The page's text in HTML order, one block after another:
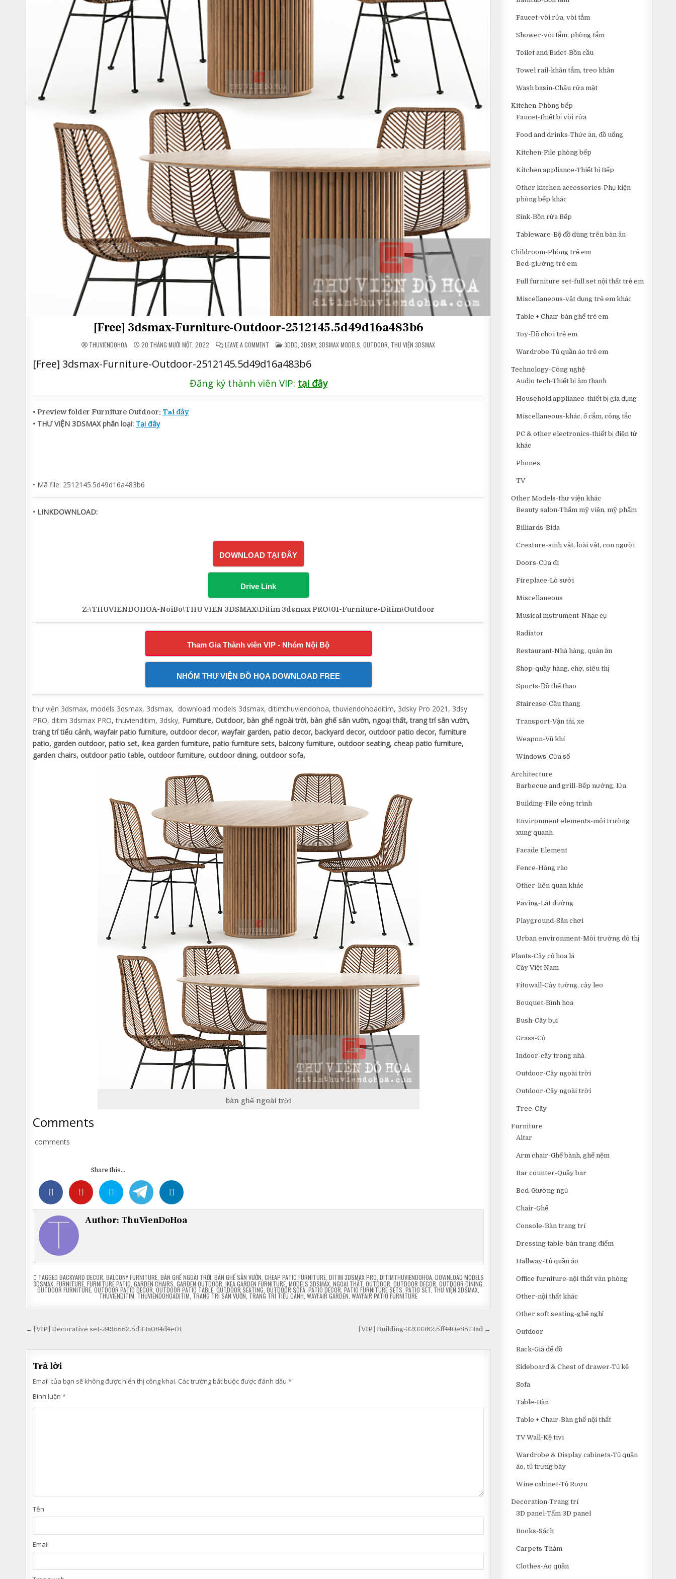
[Free] 3dsmax-Furniture-Outdoor-2512145.5d49d16a483b6
THUVIENDOHOA 20 THÁNG MƯỜI MỘT, 2022 LEAVE A COMMENT ON
[FREE]
FURNITURE-
OUTDOOR-
POSTED
IN
3DDD ,3DSKY,3DSMAX MODELS ,OUTDOOR THƯ VIỆN 3DSMAX
[Free] 3dsmax-Furniture-Outdoor-2512145.5d49d16a483b6
Đăng ký thành viên VIP: tại đây
• Preview folder Furniture Outdoor: Tại đây
• THƯ VIỆN 3DSMAX phân loại: Tại đây
• Mã file: 2512145.5d49d16a483b6
• LINKDOWNLOAD:
DOWNLOAD TẠI ĐÂY
Drive Link
Z:\THUVIENDOHOA-NoiBo\THU VIEN 3DSMAX\Ditim 3dsmax PRO\01-Furniture-Ditim\Outdoor
Tham Gia Thành viên VIP - Nhóm Nội Bộ
NHÓM THƯ VIỆN ĐỒ HỌA DOWNLOAD FREE
thư viện 3dsmax, models 3dsmax, 3dsmax, download models 3dsmax, ditimthuviendohoa, thuviendohoaditim, 3dsky Pro 2021, 3dsy
PRO, ditim 3dsmax PRO, thuvienditim, 3dsky, Furniture, Outdoor, bàn ghế ngoài trời, bàn ghế sân vườn, ngoại thất, trang trí sân vườn,
trang trí tiểu cảnh, wayfair patio furniture, outdoor decor, wayfair garden, patio decor, backyard decor, outdoor patio decor, furniture
patio, garden outdoor, patio set, ikea garden furniture, patio furniture sets, balcony furniture, outdoor seating, cheap patio furniture,
garden chairs, outdoor patio table, outdoor furniture, outdoor dining, outdoor sofa,
bàn ghế ngoài trời
Comments
comments
Share this...
Author: ThuVienDoHoa
TAGGED BACKYARD DECOR BALCONY FURNITURE, BÀN GHẾ NGOÀI TRỜI BÀN GHẾ SÂN VƯỜN CHEAP PATIO FURNITURE, DITIM 3DSMAX PRO DITIMTHUVIENDOHOA, DOWNLOAD MODELS
3DSMAX, FURNITURE, FURNITURE PATIO GARDEN CHAIRS GARDEN OUTDOOR IKEA GARDEN FURNITURE, MODELS 3DSMAX, NGOẠI THẤT, OUTDOOR OUTDOOR DECOR OUTDOOR DINING
OUTDOOR FURNITURE ,OUTDOOR PATIO DECOR ,OUTDOOR PATIO TABLE ,OUTDOOR SEATING ,OUTDOOR SOFA ,PATIO DECOR ,PATIO FURNITURE SETS ,PATIO SET THƯ VIỆN 3DSMAX
THUVIENDITIM THUVIENDOHOADITIM TRANG TRÍ SÂN VƯỜN TRANG TRÍ TIỂU CẢNH ,WAYFAIR GARDEN ,WAYFAIR PATIO FURNITURE
Điều
hướng
bài
viết
[VIP] Building-3203362.5ff440e8513ad →
← [VIP] Decorative set-2495552.5d33a084d4e01
Trả lời
Email của bạn sẽ không được hiển thị công khai. Các trường bắt buộc được đánh dấu*
Bình luận*
Tên
Email
Faucet-vòi rửa, vòi tắm
Shower-vòi tắm, phòng tắm
Toilet and Bidet-Bồn cầu
Towel rail-khăn tắm, treo khăn
Wash basin-Chậu rửa mặt
Kitchen-Phòng bếp
Faucet-thiết bị vòi rửa
Food and drinks-Thức ăn, đồ uống
Kitchen-File phòng bếp
Kitchen appliance-Thiết bị Bếp
Other kitchen accessories-Phụ kiện
phòng bếp khác
Sink-Bồn rửa Bếp
Tableware-Bộ đồ dùng trên bàn ăn
Childroom-Phòng trẻ em
Bed-giường trẻ em
Full furniture set-full set nội thất trẻ em
Miscellaneous-vật dụng trẻ em khác
Table + Chair-bàn ghế trẻ em
Toy-Đồ chơi trẻ em
Wardrobe-Tủ quần áo trẻ em
Technology-Công nghệ
Audio tech-Thiết bị âm thanh
Household appliance-thiết bị gia dụng
Miscellaneous-khác, ổ cắm, công tắc
PC & other electronics-thiết bị điện tử
khác
Phones
TV
Other Models-thư viện khác
Beauty salon-Thẩm mỹ viện, mỹ phẩm
Billiards-Bida
Creature-sinh vật, loài vật, con người
Doors-Cửa đi
Fireplace-Lò sưởi
Miscellaneous
Musical instrument-Nhạc cụ
Radiator
Restaurant-Nhà hàng, quán ăn
Shop-quầy hàng, chợ, siêu thị
Sports-Đồ thể thao
Staircase-Cầu thang
Transport-Vận tải, xe
Weapon-Vũ khí
Windows-Cửa sổ
Architecture
Barbecue and grill-Bếp nướng, lửa
Building-File công trình
Environment elements-môi trường
xung quanh
Facade Element
Fence-Hàng rào
Other-liên quan khác
Paving-Lát đường
Playground-Sân chơi
Urban environment-Môi trường đô thị
Plants-Cây cỏ hoa lá
Cây Việt Nam
Fitowall-Cây tường, cây leo
Bouquet-Bình hoa
Bush-Cây bụi
Grass-Cỏ
Indoor-cây trong nhà
Outdoor-Cây ngoài trời
Outdoor-Cây ngoài trời
Tree-Cây
Furniture
Altar
Arm chair-Ghế bành, ghế nệm
Bar counter-Quầy bar
Bed-Giường ngủ
Chair-Ghế
Console-Bàn trang trí
Dressing table-bàn trang điểm
Hallway-Tủ quần áo
Office furniture-nội thất văn phòng
Other-nội thất khác
Other soft seating-ghế nghỉ
Outdoor
Rack-Giá để đồ
Sideboard & Chest of drawer-Tủ kệ
Sofa
Table-Bàn
Table + Chair-Bàn ghế nội thất
TV Wall-Kệ tivi
Wardrobe & Display cabinets-Tủ quần
áo, tủ trưng bày
Wine cabinet-Tủ Rượu
Decoration-Trang trí
3D panel-Tấm 3D panel
Books-Sách
Carpets-Thảm
Clothes-Áo quần